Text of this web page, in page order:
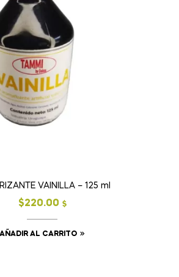
VAINILLA – 125 ml
$220.00 $
AÑADIR AL CARRITO